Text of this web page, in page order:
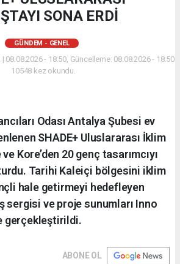
SONA ERDİ
GÜNDEM - GENEL
08.08.2026 - 18:50, Güncelleme: 08.08.2026 - 18:50
10548 kez okundu.
Odası Antalya Şubesi ev
SHADE+ Uluslararası İklim
Kore’den 20 genç tasarımcıyı
Tarihi Kaleiçi bölgesini iklim
hale getirmeyi hedefleyen
sergisi ve proje sunumları Inno
gerçekleştirildi.
ABONE OL